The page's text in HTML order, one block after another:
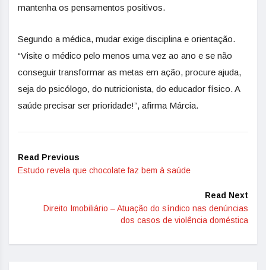
mantenha os pensamentos positivos.
Segundo a médica, mudar exige disciplina e orientação.
“Visite o médico pelo menos uma vez ao ano e se não
conseguir transformar as metas em ação, procure ajuda,
seja do psicólogo, do nutricionista, do educador físico. A
saúde precisar ser prioridade!”, afirma Márcia.
Read Previous
Estudo revela que chocolate faz bem à saúde
Read Next
Direito Imobiliário – Atuação do síndico nas denúncias
dos casos de violência doméstica